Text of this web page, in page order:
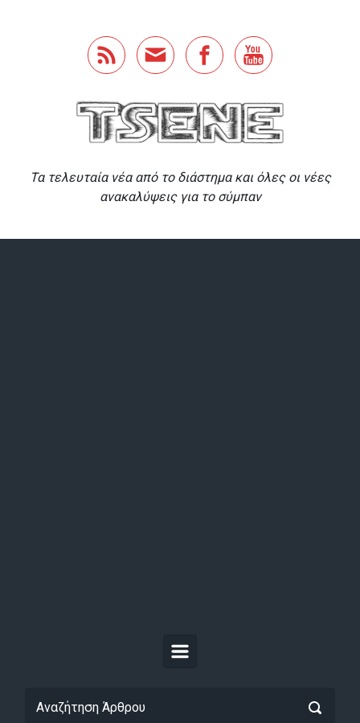
Τα τελευταία νέα από το διάστημα και όλες οι νέες
ανακαλύψεις για το σύμπαν